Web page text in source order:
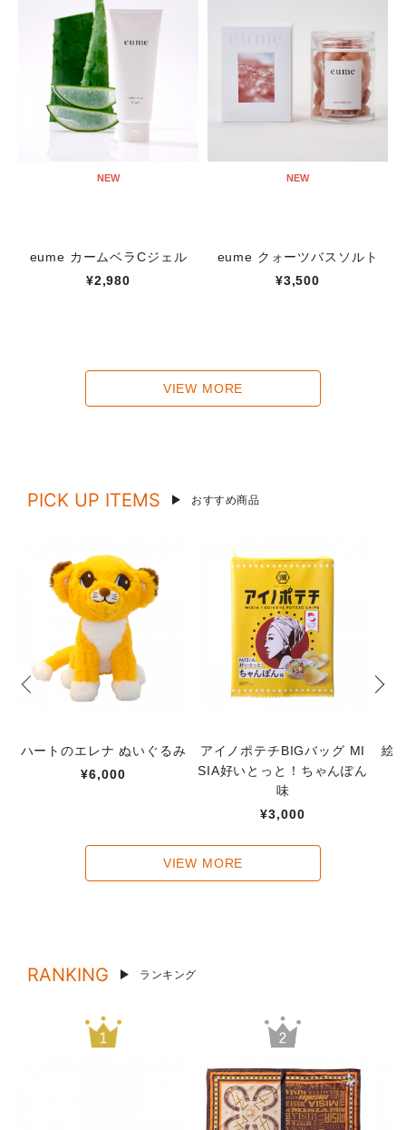
NEW
eume カームベラCジェル
¥2,980
NEW
eume クォーツバスソルト
¥3,500
VIEW MORE
PICK UP ITEMS おすすめ商品
ハートのエレナ ぬいぐるみ
¥6,000
アイノポテチBIGバッグ MI
SIA好いとっと！ちゃんぽん
味
¥3,000
絵
VIEW MORE
RANKING ランキング